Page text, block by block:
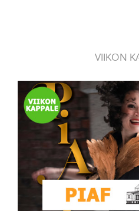
VIIKON